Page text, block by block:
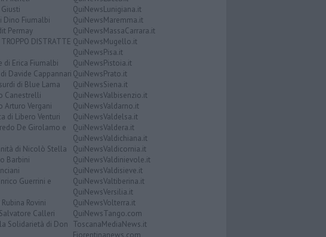
Dino Fiumalbi
Permay
DISTRATTE
di Erica Fiumalbi
Davide Cappannari
di Blue Lama
Canestrelli
Arturo Vergani
di Libero Venturi
De Girolamo e
di Nicolò Stella
Barbini
Guerrini e
Rovini
Calleri
Solidarietà di Don
QuiNewsLunigiana.it
QuiNewsMaremma.it
QuiNewsMassaCarrara.it
QuiNewsMugello.it
QuiNewsPisa.it
QuiNewsPistoia.it
QuiNewsPrato.it
QuiNewsSiena.it
QuiNewsValbisenzio.it
QuiNewsValdarno.it
QuiNewsValdelsa.it
QuiNewsValdera.it
QuiNewsValdichiana.it
QuiNewsValdicornia.it
QuiNewsValdinievole.it
QuiNewsValdisieve.it
QuiNewsValtiberina.it
QuiNewsVersilia.it
QuiNewsVolterra.it
QuiNewsTango.com
ToscanaMediaNews.it